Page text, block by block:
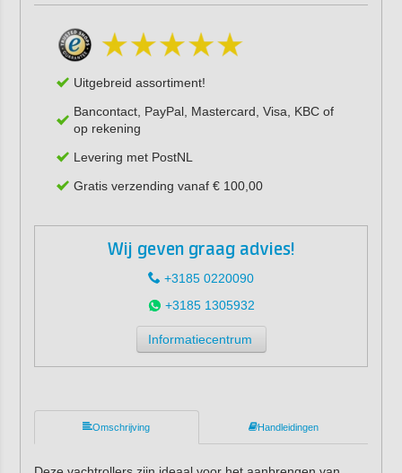
Uitgebreid assortiment!
Bancontact, PayPal, Mastercard, Visa, KBC of
op rekening
Levering met PostNL
Gratis verzending vanaf € 100,00
Wij geven graag advies!
+3185 0220090
+3185 1305932
Informatiecentrum
Omschrijving Handleidingen